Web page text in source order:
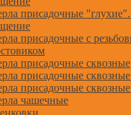
присадочные
присадочные с
присадочные сквозные
присадочные
присадочные
чашечные